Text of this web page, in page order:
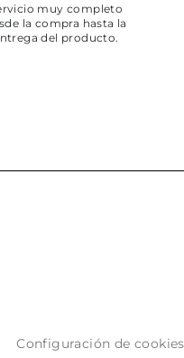
muy completo
la compra hasta la
del producto.
Configuración de cookies